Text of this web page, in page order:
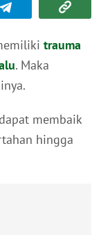
trauma
. Maka
membaik
hingga